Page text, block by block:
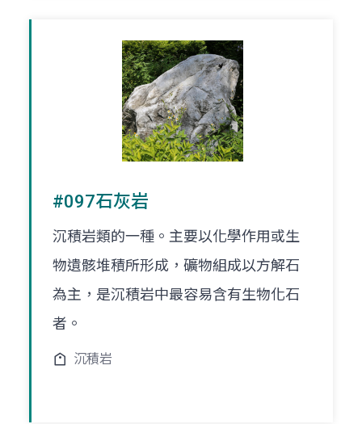
#097石灰岩
沉積岩類的一種。主要以化學作用或生
物遺骸堆積所形成，礦物組成以方解石
為主，是沉積岩中最容易含有生物化石
者。
沉積岩